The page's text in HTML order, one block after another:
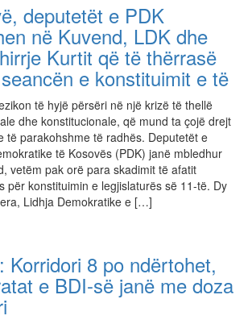
deputetët e PDK
në Kuvend, LDK dhe
Kurtit që të thërrasë
e konstituimit e të
të hyjë përsëri në një krizë të thellë
dhe konstitucionale, që mund ta çojë drejt
të parakohshme të radhës. Deputetët e
të Kosovës (PDK) janë mbledhur
vetëm pak orë para skadimit të afatit
për konstituimin e legjislaturës së 11-të. Dy
Lidhja Demokratike e […]
Korridori 8 po ndërtohet,
e BDI-së janë me doza